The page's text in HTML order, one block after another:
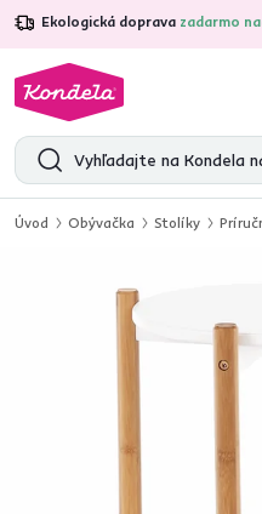
Ekologická doprava zadarmo
4,7 31 285
Úvod Obývačka Stolíky